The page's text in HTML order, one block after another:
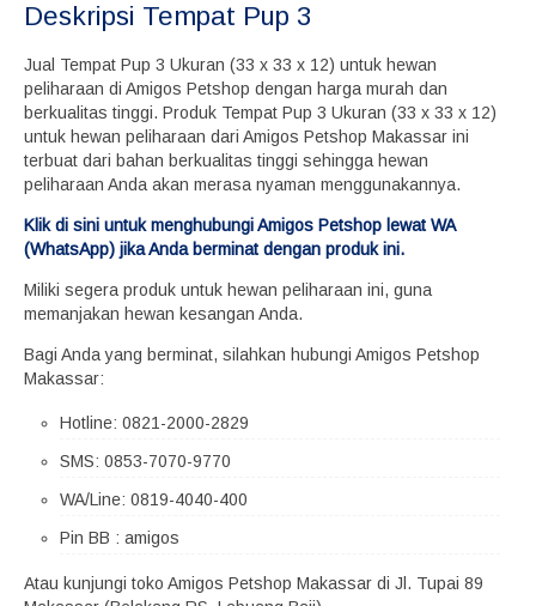
Deskripsi Tempat Pup 3
Jual Tempat Pup 3 Ukuran (33 x 33 x 12) untuk hewan
peliharaan di Amigos Petshop dengan harga murah dan
berkualitas tinggi. Produk Tempat Pup 3 Ukuran (33 x 33 x 12)
untuk hewan peliharaan dari Amigos Petshop Makassar ini
terbuat dari bahan berkualitas tinggi sehingga hewan
peliharaan Anda akan merasa nyaman menggunakannya.
Klik di sini untuk menghubungi Amigos Petshop lewat WA
(WhatsApp) jika Anda berminat dengan produk ini.
Miliki segera produk untuk hewan peliharaan ini, guna
memanjakan hewan kesangan Anda.
Bagi Anda yang berminat, silahkan hubungi Amigos Petshop
Makassar:
Hotline: 0821-2000-2829
SMS: 0853-7070-9770
WA/Line: 0819-4040-400
Pin BB : amigos
Atau kunjungi toko Amigos Petshop Makassar di Jl. Tupai 89